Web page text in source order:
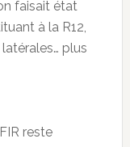
faisait état
à la R12,
plus
reste